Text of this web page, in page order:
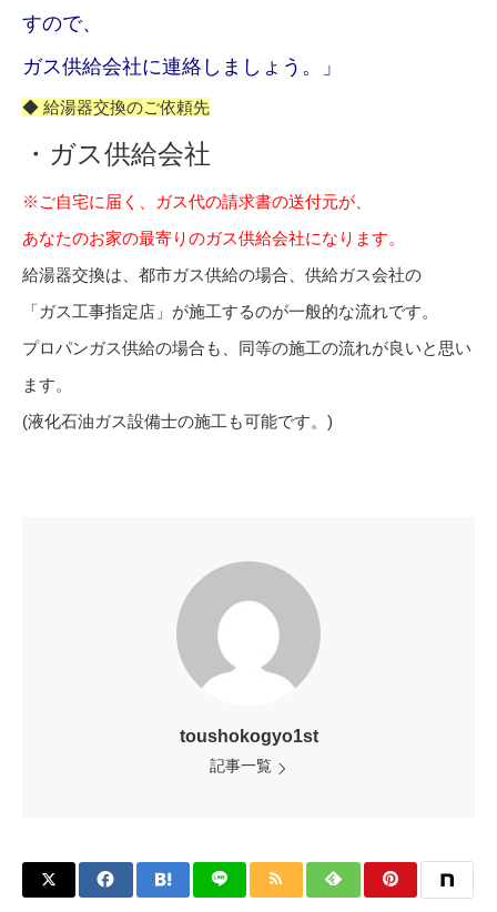
すので、
ガス供給会社に連絡しましょう。」
◆ 給湯器交換のご依頼先
・ガス供給会社
※ご自宅に届く、ガス代の請求書の送付元が、
あなたのお家の最寄りのガス供給会社になります。
給湯器交換は、都市ガス供給の場合、供給ガス会社の
「ガス工事指定店」が施工するのが一般的な流れです。
プロパンガス供給の場合も、同等の施工の流れが良いと思い
ます。
(液化石油ガス設備士の施工も可能です。)
toushokogyo1st
記事一覧